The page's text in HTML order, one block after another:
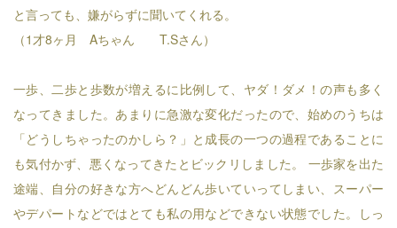
と言っても、嫌がらずに聞いてくれる。
（1才8ヶ月 Aちゃん T.Sさん）
一歩、二歩と歩数が増えるに比例して、ヤダ！ダメ！の声も多く
なってきました。あまりに急激な変化だったので、始めのうちは
「どうしちゃったのかしら？」と成長の一つの過程であることに
も気付かず、悪くなってきたとビックリしました。 一歩家を出た
途端、自分の好きな方へどんどん歩いていってしまい、スーパー
やデパートなどではとても私の用などできない状態でした。しっ